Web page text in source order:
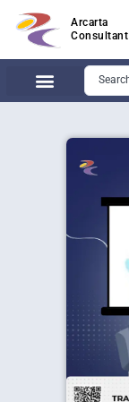
Arcarta
Consultant